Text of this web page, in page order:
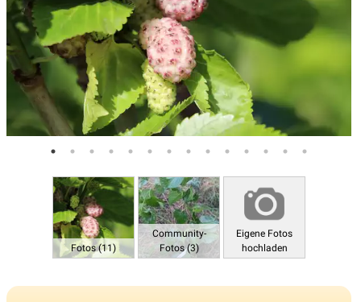
Fotos (11)
Community-
Fotos (3)
Eigene Fotos
hochladen